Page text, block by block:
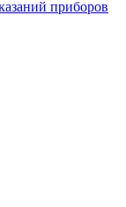
приборов